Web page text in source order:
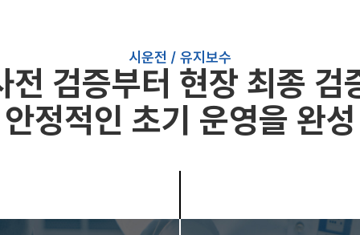
시운전 / 유지보수
전 검증부터 현장 최종 검
안정적인 초기 운영을 완성